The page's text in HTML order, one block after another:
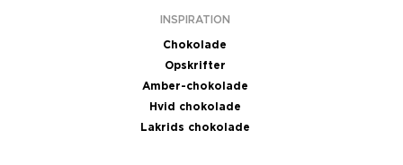
INSPIRATION
Chokolade
Opskrifter
Amber-chokolade
Hvid chokolade
Lakrids chokolade